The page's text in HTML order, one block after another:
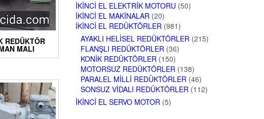
REDÜKTÖR
MALI
İKINCI EL ELEKTRIK MOTORU (50)
İKINCI EL MAKINALAR (20)
İKINCI EL REDÜKTÖRLER (981)
AYAKLI HELISEL REDÜKTÖRLER (215)
FLANŞLI REDÜKTÖRLER (36)
KONIK REDÜKTÖRLER (150)
MOTORSUZ REDÜKTÖRLER (138)
PARALEL MILLI REDÜKTÖRLER (46)
SONSUZ VIDALI REDÜKTÖRLER (112)
İKINCI EL SERVO MOTOR (5)